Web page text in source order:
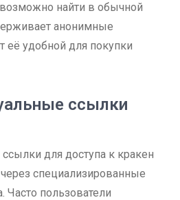
найти в обычной
анонимные
её удобной для покупки
ссылки
для доступа к кракен
специализированные
пользователи